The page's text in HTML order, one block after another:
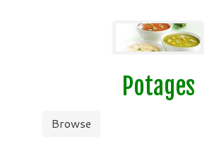
Potages
Browse